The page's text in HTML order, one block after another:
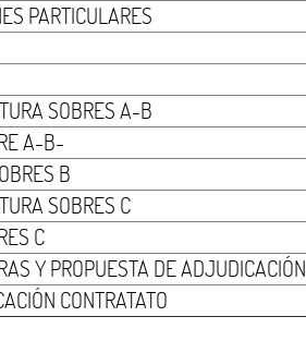
PARTICULARES
SOBRES A-B
A-B-
B
SOBRES C
C
Y PROPUESTA DE ADJUDICACIÓN
CONTRATATO